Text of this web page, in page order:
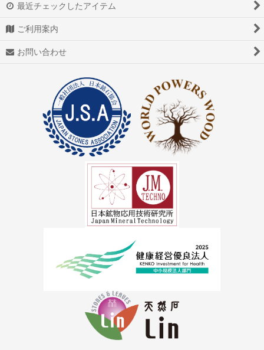
最近チェックしたアイテム
ご利用案内
お問い合わせ